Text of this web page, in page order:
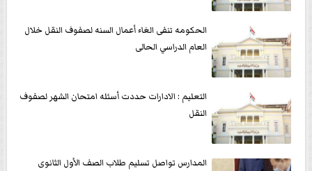
الحكومه تنفى الغاء أعمال السنه لصفوف النقل خلال
العام الدراسي الحالى
التعليم : الادارات حددت أسئله امتحان الشهر لصفوف
النقل
المدارس تواصل تسليم طلاب الصف الأول الثانوى